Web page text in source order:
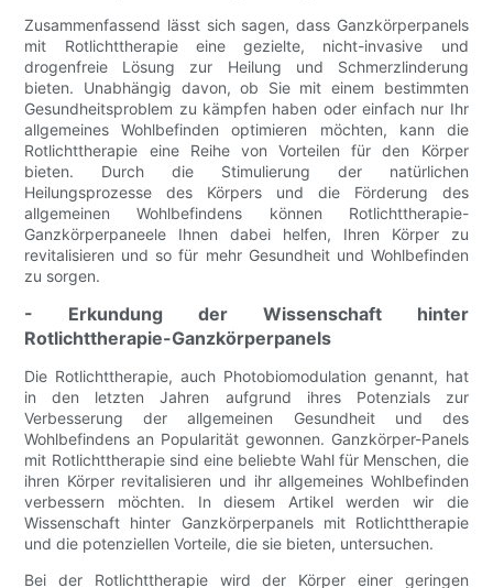
Zusammenfassend lässt sich sagen, dass Ganzkörperpanels
mit Rotlichttherapie eine gezielte, nicht-invasive und
drogenfreie Lösung zur Heilung und Schmerzlinderung
bieten. Unabhängig davon, ob Sie mit einem bestimmten
Gesundheitsproblem zu kämpfen haben oder einfach nur Ihr
allgemeines Wohlbefinden optimieren möchten, kann die
Rotlichttherapie eine Reihe von Vorteilen für den Körper
bieten. Durch die Stimulierung der natürlichen
Heilungsprozesse des Körpers und die Förderung des
allgemeinen Wohlbefindens können Rotlichttherapie-
Ganzkörperpaneele Ihnen dabei helfen, Ihren Körper zu
revitalisieren und so für mehr Gesundheit und Wohlbefinden
zu sorgen.
- Erkundung der Wissenschaft hinter
Rotlichttherapie-Ganzkörperpanels
Die Rotlichttherapie, auch Photobiomodulation genannt, hat
in den letzten Jahren aufgrund ihres Potenzials zur
Verbesserung der allgemeinen Gesundheit und des
Wohlbefindens an Popularität gewonnen. Ganzkörper-Panels
mit Rotlichttherapie sind eine beliebte Wahl für Menschen, die
ihren Körper revitalisieren und ihr allgemeines Wohlbefinden
verbessern möchten. In diesem Artikel werden wir die
Wissenschaft hinter Ganzkörperpanels mit Rotlichttherapie
und die potenziellen Vorteile, die sie bieten, untersuchen.
Bei der Rotlichttherapie wird der Körper einer geringen